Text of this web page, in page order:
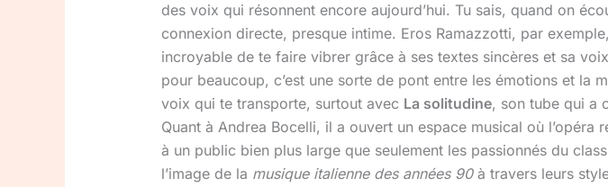
des voix qui résonnent encore aujourd’hui. Tu sais, quand on
connexion directe, presque intime. Eros Ramazzotti, par
incroyable de te faire vibrer grâce à ses textes sincères et sa
pour beaucoup, c’est une sorte de pont entre les émotions et la
voix qui te transporte, surtout avec La solitudine, son tube qui a
Quant à Andrea Bocelli, il a ouvert un espace musical où
à un public bien plus large que seulement les passionnés du
l’image de la musique italienne des années 90à travers leurs